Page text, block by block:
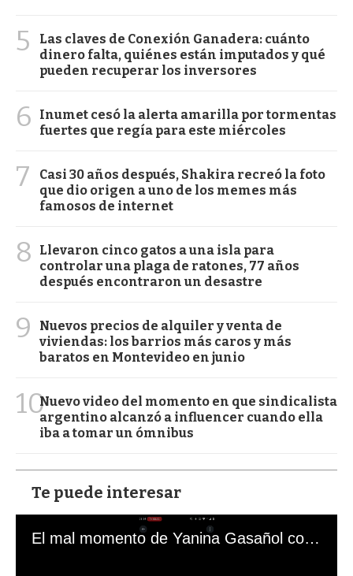
5
Las claves de Conexión Ganadera: cuánto
dinero falta, quiénes están imputados y qué
pueden recuperar los inversores
6
Inumet cesó la alerta amarilla por tormentas
fuertes que regía para este miércoles
7
Casi 30 años después, Shakira recreó la foto
que dio origen a uno de los memes más
famosos de internet
8
Llevaron cinco gatos a una isla para
controlar una plaga de ratones, 77 años
después encontraron un desastre
9
Nuevos precios de alquiler y venta de
viviendas: los barrios más caros y más
baratos en Montevideo en junio
10Nuevo video del momento en que sindicalista
argentino alcanzó a influencer cuando ella
iba a tomar un ómnibus
Te puede interesar
El mal momento de Yanina Gasañol con un hincha argentino en "Subrayado"